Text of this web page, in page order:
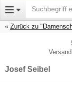
Zurück zu
Josef Seibel